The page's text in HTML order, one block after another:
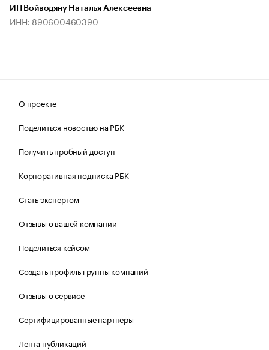
ИП Войводяну Наталья Алексеевна
ИНН: 890600460390
О проекте
Поделиться новостью на РБК
Получить пробный доступ
Корпоративная подписка РБК
Стать экспертом
Отзывы о вашей компании
Поделиться кейсом
Создать профиль группы компаний
Отзывы о сервисе
Сертифицированные партнеры
Лента публикаций